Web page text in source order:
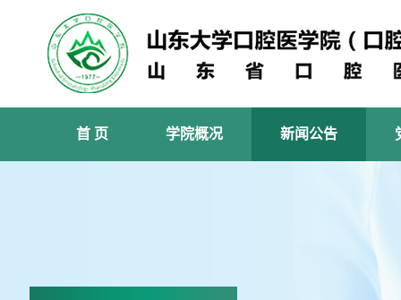
首 页 学院概况 新闻公告